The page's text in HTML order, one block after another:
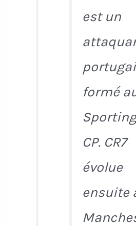
est un
formé
CP. CR7
évolue
ensuite